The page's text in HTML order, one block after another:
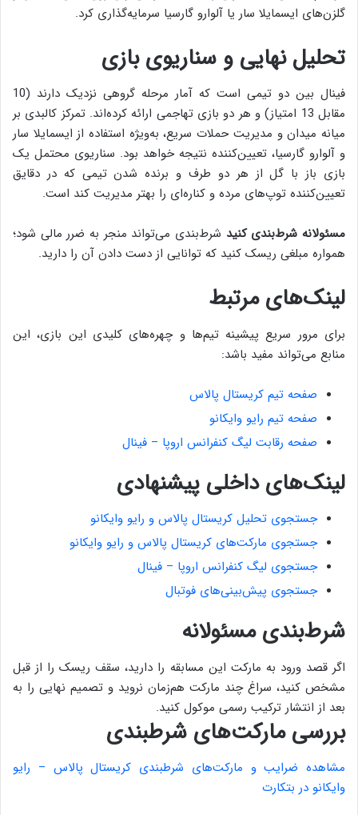
گلزن‌های ایسمایلا سار یا آلوارو گارسیا سرمایه‌گذاری کرد.
تحلیل نهایی و سناریوی بازی
فینال بین دو تیمی است که آمار مرحله گروهی نزدیک دارند (10
مقابل 13 امتیاز) و هر دو بازی تهاجمی ارائه کرده‌اند. تمرکز کالبدی بر
میانه میدان و مدیریت حملات سریع، به‌ویژه استفاده از ایسمایلا سار
و آلوارو گارسیا، تعیین‌کننده نتیجه خواهد بود. سناریوی محتمل یک
بازی باز با گل از هر دو طرف و برنده شدن تیمی که در دقایق
تعیین‌کننده توپ‌های مرده و کناره‌ای را بهتر مدیریت کند است.
مسئولانه شرط‌بندی کنید شرط‌بندی می‌تواند منجر به ضرر مالی شود؛
همواره مبلغی ریسک کنید که توانایی از دست دادن آن را دارید.
لینک‌های مرتبط
برای مرور سریع پیشینه تیم‌ها و چهره‌های کلیدی این بازی، این
منابع می‌تواند مفید باشد:
صفحه تیم کریستال پالاس
صفحه تیم رایو وایکانو
صفحه رقابت لیگ کنفرانس اروپا – فینال
لینک‌های داخلی پیشنهادی
جستجوی تحلیل کریستال پالاس و رایو وایکانو
جستجوی مارکت‌های کریستال پالاس و رایو وایکانو
جستجوی لیگ کنفرانس اروپا – فینال
جستجوی پیش‌بینی‌های فوتبال
شرط‌بندی مسئولانه
اگر قصد ورود به مارکت این مسابقه را دارید، سقف ریسک را از قبل
مشخص کنید، سراغ چند مارکت هم‌زمان نروید و تصمیم نهایی را به
بعد از انتشار ترکیب رسمی موکول کنید.
بررسی مارکت‌های شرطبندی
مشاهده ضرایب و مارکت‌های شرطبندی کریستال پالاس – رایو
وایکانو در بتکارت